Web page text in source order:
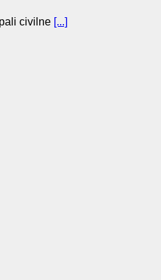
civilne [...]